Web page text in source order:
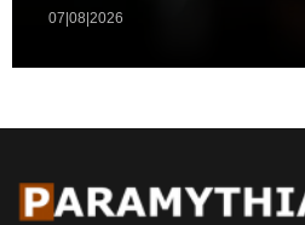
07|08|2026